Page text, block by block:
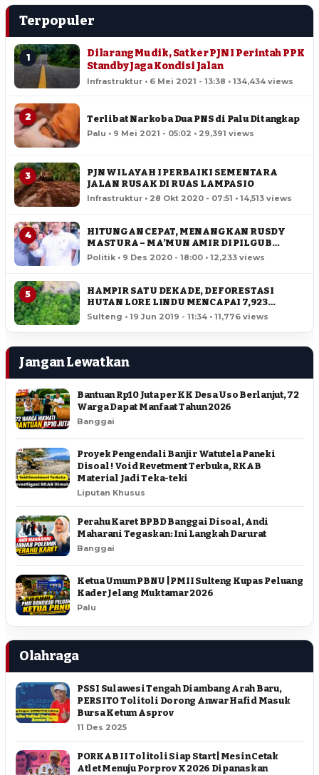
Terpopuler
1
Dilarang Mudik, Satker PJN I Perintah PPK
Standby Jaga Kondisi Jalan
Infrastruktur • 6 Mei 2021 - 13:38 • 134,434 views
2 Terlibat Narkoba Dua PNS di Palu Ditangkap
Palu • 9 Mei 2021 - 05:02 • 29,391 views
3
PJN WILAYAH I PERBAIKI SEMENTARA
JALAN RUSAK DI RUAS LAMPASIO
Infrastruktur • 28 Okt 2020 - 07:51 • 14,513 views
4
HITUNGAN CEPAT, MENANGKAN RUSDY
MASTURA – MA’MUN AMIR DI PILGUB
SULTENG
Politik • 9 Des 2020 - 18:00 • 12,233 views
5
HAMPIR SATU DEKADE, DEFORESTASI
HUTAN LORE LINDU MENCAPAI 7,923
HEKTAR
Sulteng • 19 Jun 2019 - 11:34 • 11,776 views
Jangan Lewatkan
Bantuan Rp10 Juta per KK Desa Uso Berlanjut, 72
Warga Dapat Manfaat Tahun 2026
Banggai
Proyek Pengendali Banjir Watutela Paneki
Disoal ! Void Revetment Terbuka, RKAB
Material Jadi Teka-teki
Liputan Khusus
Perahu Karet BPBD Banggai Disoal, Andi
Maharani Tegaskan: Ini Langkah Darurat
Banggai
Ketua Umum PBNU | PMII Sulteng Kupas Peluang
Kader Jelang Muktamar 2026
Palu
Olahraga
PSSI Sulawesi Tengah Diambang Arah Baru,
PERSITO Tolitoli Dorong Anwar Hafid Masuk
Bursa Ketum Asprov
11 Des 2025
PORKAB II Tolitoli Siap Start | Mesin Cetak
Atlet Menuju Porprov X 2026 Dipanaskan